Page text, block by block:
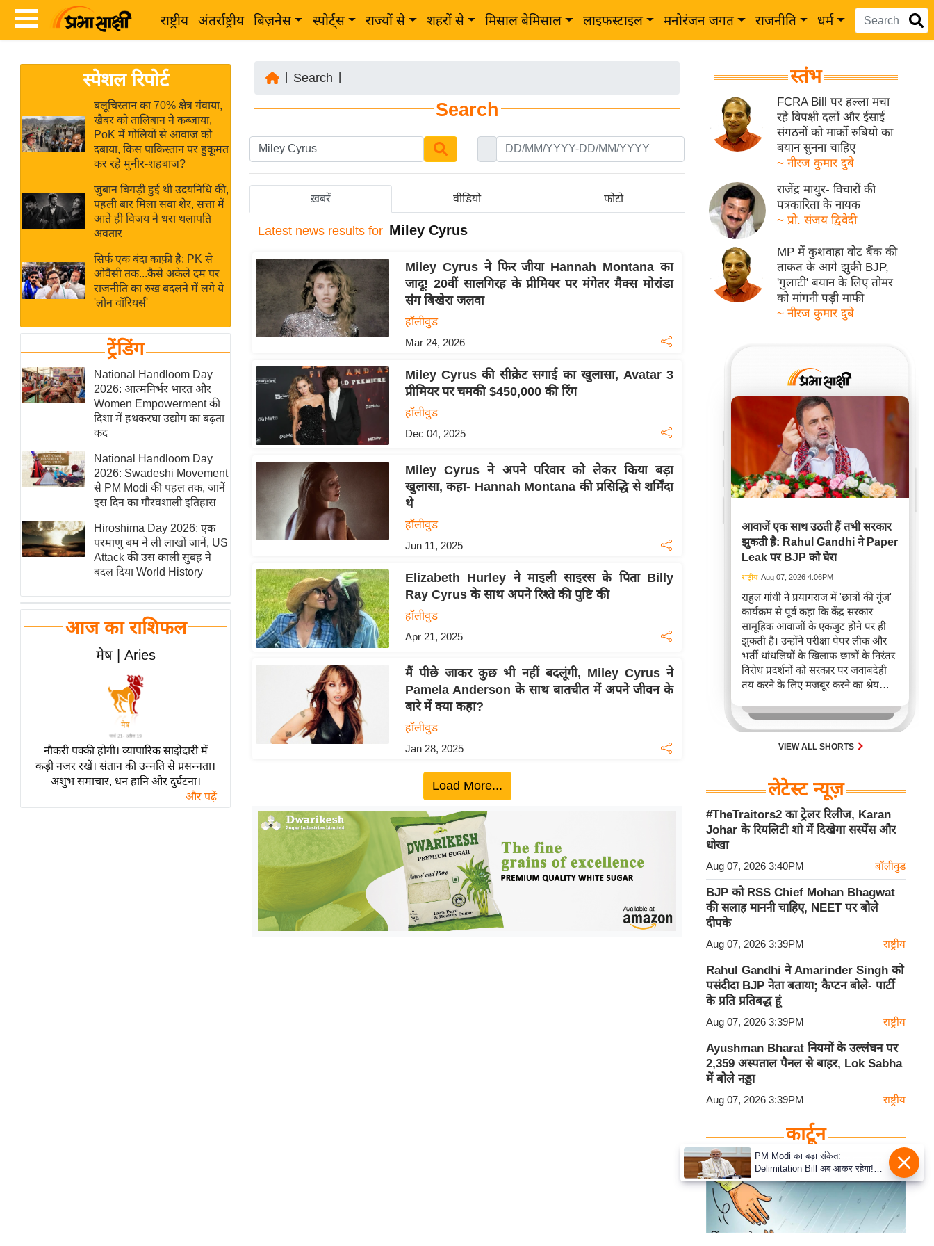
राष्ट्रीय अंतर्राष्ट्रीय बिज़नेस स्पोर्ट्स राज्यों से शहरों से मिसाल बेमिसाल लाइफस्टाइल मनोरंजन जगत राजनीति धर्म
News
Hindi
Hindi
Live
News in
Hindi
News
Hindi
Videos
ब
र
अंतर्राष्ट्रीय
बिज़नेस
उद्योग
विशेषज्ञ
राय
खेल
क्रिकेट
IPL
2026
मिसाल बेमिसाल
शख्सियत
यंग इंडिया
साहित्य जगत
ऑटो वर्ल्ड
न्यूज ब्रीफ
बॉलीवुड
हॉलीवुड
फिल्म समीक्षा
लाइफस्टाइल
टेक्नॉलॉजी
ब्यूटी/फैशन
घरेलू नुस्खे
स्पेशल रिपोर्ट
बलूचिस्तान का 70% क्षेत्र गंवाया,
खैबर को तालिबान ने कब्जाया,
PoK में गोलियों से आवाज को
दबाया, किस पाकिस्तान पर हुकूमत
कर रहे मुनीर-शहबाज?
जुबान बिगड़ी हुई थी उदयनिधि की,
पहली बार मिला सवा शेर, सत्ता में
आते ही विजय ने धरा थलापति
अवतार
सिर्फ एक बंदा काफ़ी है: PK से
ओवैसी तक...कैसे अकेले दम पर
राजनीति का रुख बदलने में लगे ये
'लोन वॉरियर्स'
ट्रेंडिंग
National Handloom Day
2026: आत्मनिर्भर भारत और
Women Empowerment की
दिशा में हथकरघा उद्योग का बढ़ता
कद
National Handloom Day
2026: Swadeshi Movement
से PM Modi की पहल तक, जानें
इस दिन का गौरवशाली इतिहास
Hiroshima Day 2026: एक
परमाणु बम ने ली लाखों जानें, US
Attack की उस काली सुबह ने
बदल दिया World History
आज का राशिफल
मेष | Aries
नौकरी पक्की होगी। व्यापारिक साझेदारी में
कड़ी नजर रखें। संतान की उन्नति से प्रसन्नता।
अशुभ समाचार, धन हानि और दुर्घटना।
और पढ़ें
Search
Search
ख़बरें वीडियो फोटो
Latest news results for Miley Cyrus
Miley Cyrus ने फिर जीया Hannah Montana का
जादू! 20वीं सालगिरह के प्रीमियर पर मंगेतर मैक्स मोरांडा
संग बिखेरा जलवा
हॉलीवुड
Mar 24, 2026
Miley Cyrus की सीक्रेट सगाई का खुलासा, Avatar 3
प्रीमियर पर चमकी $450,000 की रिंग
हॉलीवुड
Dec 04, 2025
Miley Cyrus ने अपने परिवार को लेकर किया बड़ा
खुलासा, कहा- Hannah Montana की प्रसिद्धि से शर्मिंदा
थे
हॉलीवुड
Jun 11, 2025
Elizabeth Hurley ने माइली साइरस के पिता Billy
Ray Cyrus के साथ अपने रिश्ते की पुष्टि की
हॉलीवुड
Apr 21, 2025
मैं पीछे जाकर कुछ भी नहीं बदलूंगी, Miley Cyrus ने
Pamela Anderson के साथ बातचीत में अपने जीवन के
बारे में क्या कहा?
हॉलीवुड
Jan 28, 2025
Load More...
स्तंभ
FCRA Bill पर हल्ला मचा
रहे विपक्षी दलों और ईसाई
संगठनों को मार्को रुबियो का
बयान सुनना चाहिए
~ नीरज कुमार दुबे
राजेंद्र माथुर- विचारों की
पत्रकारिता के नायक
~ प्रो. संजय द्विवेदी
MP में कुशवाहा वोट बैंक की
ताकत के आगे झुकी BJP,
'गुलाटी' बयान के लिए तोमर
को मांगनी पड़ी माफी
~ नीरज कुमार दुबे
आवाजें एक साथ उठती हैं तभी सरकार
झुकती है: Rahul Gandhi ने Paper
Leak पर BJP को घेरा
राष्ट्रीय Aug 07, 2026 4:06PM
राहुल गांधी ने प्रयागराज में 'छात्रों की गूंज'
कार्यक्रम से पूर्व कहा कि केंद्र सरकार
सामूहिक आवाजों के एकजुट होने पर ही
झुकती है। उन्होंने परीक्षा पेपर लीक और
भर्ती धांधलियों के खिलाफ छात्रों के निरंतर
विरोध प्रदर्शनों को सरकार पर जवाबदेही
तय करने के लिए मजबूर करने का श्रेय
का जिक्र करते हुए इसे एकजुट लोगों की
आवाज की जीत बताया, जो सरकार को
जवाब देने पर मजबूर करती है।
VIEW ALL SHORTS
लेटेस्ट न्यूज़
#TheTraitors2 का ट्रेलर रिलीज, Karan
Johar के रियलिटी शो में दिखेगा सस्पेंस और
धोखा
Aug 07, 2026 3:40PM बॉलीवुड
BJP को RSS Chief Mohan Bhagwat
की सलाह माननी चाहिए, NEET पर बोले
दीपके
Aug 07, 2026 3:39PM राष्ट्रीय
Rahul Gandhi ने Amarinder Singh को
पसंदीदा BJP नेता बताया; कैप्टन बोले- पार्टी
के प्रति प्रतिबद्ध हूं
Aug 07, 2026 3:39PM राष्ट्रीय
Ayushman Bharat नियमों के उल्लंघन पर
2,359 अस्पताल पैनल से बाहर, Lok Sabha
में बोले नड्डा
Aug 07, 2026 3:39PM राष्ट्रीय
कार्टून
PM Modi का बड़ा संकेत:
Delimitation Bill अब आकर रहेगा!
NDA के पास पूरा संख्या बल